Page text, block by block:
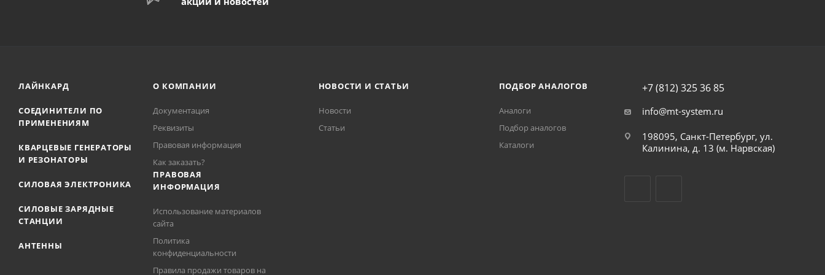
ЛАЙНКАРД
СОЕДИНИТЕЛИ ПО
ПРИМЕНЕНИЯМ
КВАРЦЕВЫЕ ГЕНЕРАТОРЫ
И РЕЗОНАТОРЫ
СИЛОВАЯ ЭЛЕКТРОНИКА
СИЛОВЫЕ ЗАРЯДНЫЕ
СТАНЦИИ
АНТЕННЫ
О КОМПАНИИ
Документация
Реквизиты
Правовая информация
Как заказать?
ПРАВОВАЯ
ИНФОРМАЦИЯ
Использование материалов
сайта
Политика
конфиденциальности
Правила продажи товаров на
НОВОСТИ И СТАТЬИ
Новости
Статьи
ПОДБОР АНАЛОГОВ
Аналоги
Подбор аналогов
Каталоги
+7 (812) 325 36 85
info@mt-system.ru
198095, Санкт-Петербург, ул.
Калинина, д. 13 (м. Нарвская)